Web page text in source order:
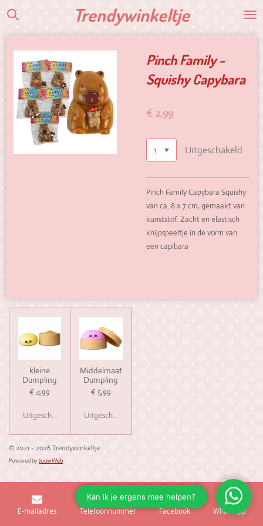
Ga
de
hoofdinhoud
Trendywinkeltje
Pinch Family -
Squishy Capybara
€ 2,99
Uitgeschakeld
Pinch Family Capybara Squishy
van ca. 8 x 7 cm, gemaakt van
kunststof. Zacht en elastisch
knijpspeeltje in de vorm van
een capibara
kleine
Dumpling
€ 4,99
Uitgeschakeld
Middelmaat
Dumpling
€ 5,99
Uitgeschakeld
© 2021 - 2026 Trendywinkeltje
Powered byJouwWeb
E-mailadres Telefoonnummer Facebook WhatsApp